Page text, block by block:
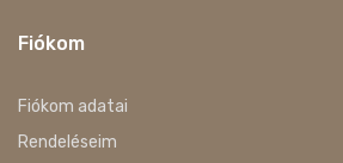
Fiókom
Fiókom adatai
Rendeléseim